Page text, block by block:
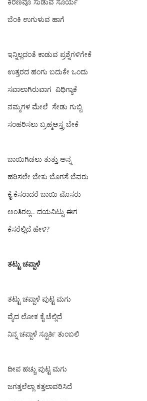
ಬೆಂಕಿ ಉಗುಳುವ ಹಾಗೆ
ಇನ್ನಿಲ್ಲದಂತೆ ಕಾಡುವ ಪ್ರಶ್ನೆಗಳಿಗೇಕೆ
ಉತ್ತರದ ಹಂಗು ಬದುಕೇ ಒಂದು
ಸವಾಲಾಗಿರುವಾಗ ವಿಧಿಗ್ಯಾಕೆ
ನಮ್ಮಗಳ ಮೇಲೆ ಸೇಡು ಗುಬ್ಬಿ
ಸಂಹರಿಸಲು ಬ್ರಹ್ಮಅಸ್ತ್ರ ಬೇಕೆ
ಬಾಯಿಗಿಡಲು ತುತ್ತು ಅನ್ನ
ಹರಿಸಲೇ ಬೇಕು ಬೊಗಸೆ ಬೆವರು
ಕೈ ಕೆಸರಾದರೆ ಬಾಯಿ ಮೊಸರು
ಅಂತಿರಲ್ಲ.. ದಯವಿಟ್ಟು ಈಗ
ಕೆಸರೆಲ್ಲಿದೆ ಹೇಳಿ?
ತಟ್ಟು ಚಪ್ಪಾಳೆ
ತಟ್ಟು ಚಪ್ಪಾಳೆ ಪುಟ್ಟ ‌ಮಗು
ವ್ಯೆದ‌ ಲೋಕ‌ ಕೈ ಚೆಲ್ಲಿದೆ
ನಿನ್ನ ಚಪ್ಪಾಳೆ ‍ಸ್ಪೂರ್ತಿ ತುಂಬಲಿ
ದೀಪ ಹಚ್ಚು ಪುಟ್ಟ ಮಗು
ಜಗತ್ತಲೆಲ್ಲಾ ಕತ್ತಲಾವರಿಸಿದೆ